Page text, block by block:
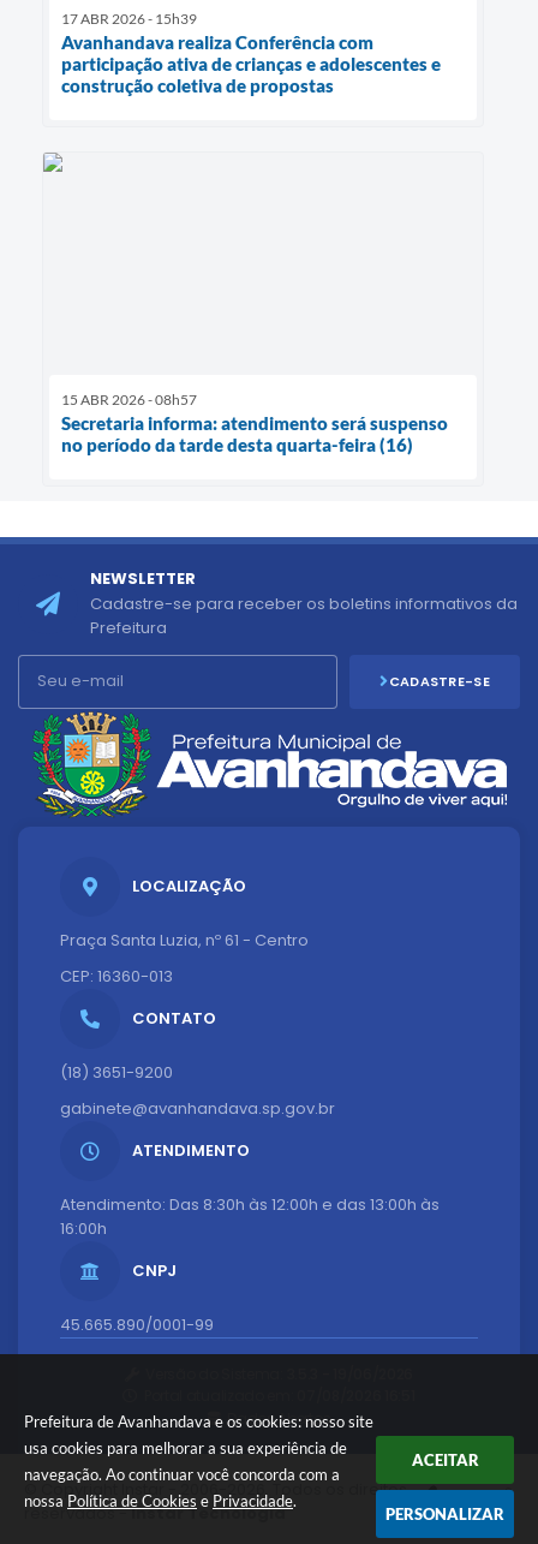
Prefeitura de Avanhandava e os cookies: nosso site
usa cookies para melhorar a sua experiência de
navegação. Ao continuar você concorda com a
nossa Política de Cookies e Privacidade.
ACEITAR
PERSONALIZAR
17 ABR 2026 - 15h39
Avanhandava realiza Conferência com
participação ativa de crianças e adolescentes e
construção coletiva de propostas
15 ABR 2026 - 08h57
Secretaria informa: atendimento será suspenso
no período da tarde desta quarta-feira (16)
LOCALIZAÇÃO
Praça Santa Luzia, nº 61 - Centro
CEP: 16360-013
CONTATO
(18) 3651-9200
gabinete@avanhandava.sp.gov.br
ATENDIMENTO
Atendimento: Das 8:30h às 12:00h e das 13:00h às
16:00h
CNPJ
45.665.890/0001-99
Dados Abertos
NEWSLETTER
Cadastre-se para receber os boletins informativos da
Prefeitura
CADASTRE-SE
© Copyright Instar - 2006-2026. Todos os direitos
reservados -Instar Tecnologia